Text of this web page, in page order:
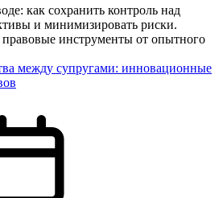
как сохранить контроль над
и минимизировать риски.
инструменты от опытного
между супругами: инновационные